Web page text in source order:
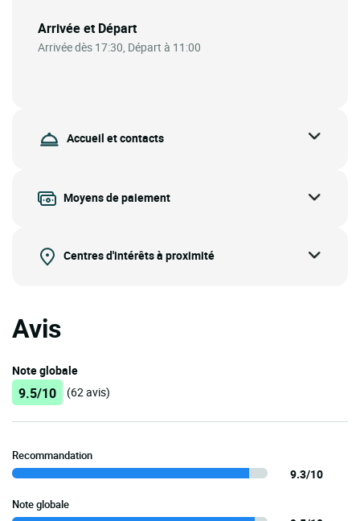
Arrivée et Départ
Arrivée dès 17:30, Départ à 11:00
Accueil et contacts
Moyens de paiement
Centres d'intérêts à proximité
Avis
Note globale
9.5/10 (62 avis)
Recommandation
9.3/10
Note globale